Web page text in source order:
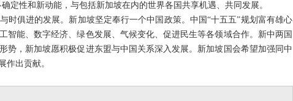
定性和新动能，与包括新加坡在内的世界各国共享机遇、共同发展。
俱进的发展。新加坡坚定奉行一个中国政策。中国“十五五”规划富有雄心
能、数字经济、绿色发展、气候变化、促进民生等各领域合作。新中两国
，新加坡愿积极促进东盟与中国关系深入发展。新加坡国会希望加强同中
作出贡献。